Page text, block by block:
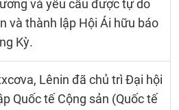
và yêu cầu được tự do
và thành lập Hội Ái hữu báo
Kỳ.
Lênin đã chủ trì Đại hội
Quốc tế Cộng sản (Quốc tế